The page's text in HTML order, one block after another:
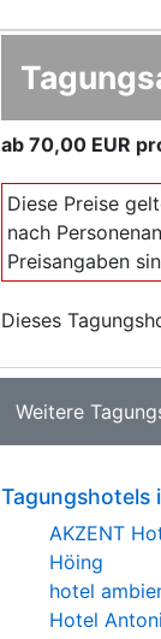
ab 70,00 EUR
Diese Preise
nach
Preisangaben
Dieses
Weitere
Tagungshotels
AKZENT
Höing
hotel
Hotel